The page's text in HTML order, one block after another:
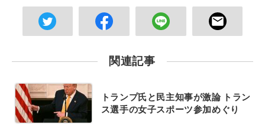
関連記事
トランプ氏と民主知事が激論 トラン
ス選手の女子スポーツ参加めぐり